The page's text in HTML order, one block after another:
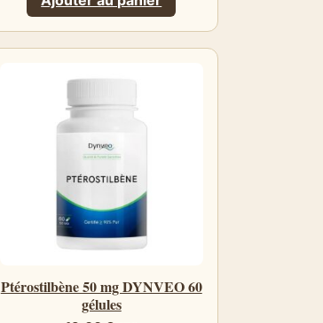
Ptérostilbène 50 mg DYNVEO 60
gélules